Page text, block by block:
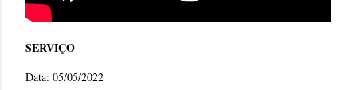
SERVIÇO
Data: 05/05/2022